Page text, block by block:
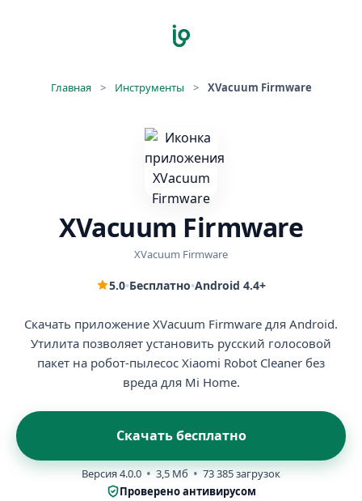
Главная > Инструменты > XVacuum Firmware
XVacuum Firmware
XVacuum Firmware
5.0•Бесплатно•Android 4.4+
Скачать приложение XVacuum Firmware для Android.
Утилита позволяет установить русский голосовой
пакет на робот-пылесос Xiaomi Robot Cleaner без
вреда для Mi Home.
Скачать бесплатно
Версия 4.0.0 3,5 Мб
73 385 загрузок
Проверено антивирусом